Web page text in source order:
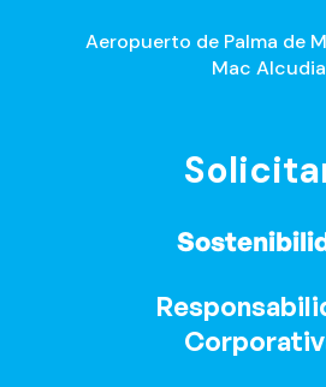
Aeropuerto de Palma de
Mac Alcudia